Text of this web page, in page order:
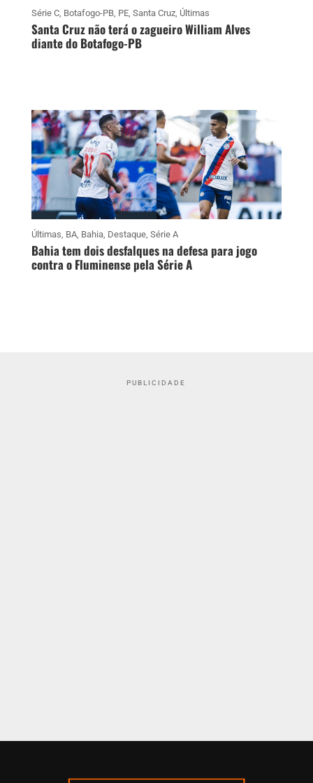
Série C, Botafogo-PB, PE, Santa Cruz, Últimas
Santa Cruz não terá o zagueiro William Alves
diante do Botafogo-PB
Últimas, BA, Bahia, Destaque, Série A
Bahia tem dois desfalques na defesa para jogo
contra o Fluminense pela Série A
PUBLICIDADE